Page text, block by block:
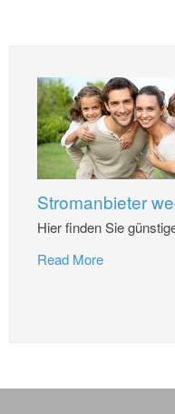
Stromanbieter
Hier finden Sie
Read More